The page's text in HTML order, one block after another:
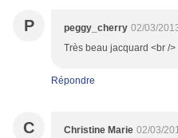
P peggy_cherry 02/03/
Très beau jacquard <br />
Répondre
C Christine Marie 02/03/